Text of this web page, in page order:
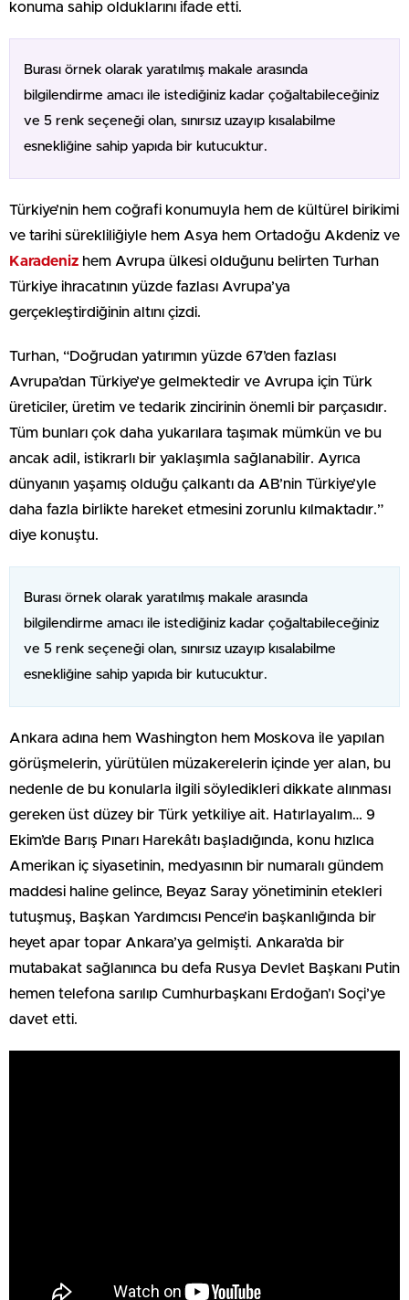
konuma sahip olduklarını ifade etti.
Burası örnek olarak yaratılmış makale arasında
bilgilendirme amacı ile istediğiniz kadar çoğaltabileceğiniz
ve 5 renk seçeneği olan, sınırsız uzayıp kısalabilme
esnekliğine sahip yapıda bir kutucuktur.
Türkiye’nin hem coğrafi konumuyla hem de kültürel birikimi
ve tarihi sürekliliğiyle hem Asya hem Ortadoğu Akdeniz ve
Karadeniz hem Avrupa ülkesi olduğunu belirten Turhan
Türkiye ihracatının yüzde fazlası Avrupa’ya
gerçekleştirdiğinin altını çizdi.
Turhan, “Doğrudan yatırımın yüzde 67’den fazlası
Avrupa’dan Türkiye’ye gelmektedir ve Avrupa için Türk
üreticiler, üretim ve tedarik zincirinin önemli bir parçasıdır.
Tüm bunları çok daha yukarılara taşımak mümkün ve bu
ancak adil, istikrarlı bir yaklaşımla sağlanabilir. Ayrıca
dünyanın yaşamış olduğu çalkantı da AB’nin Türkiye’yle
daha fazla birlikte hareket etmesini zorunlu kılmaktadır.”
diye konuştu.
Burası örnek olarak yaratılmış makale arasında
bilgilendirme amacı ile istediğiniz kadar çoğaltabileceğiniz
ve 5 renk seçeneği olan, sınırsız uzayıp kısalabilme
esnekliğine sahip yapıda bir kutucuktur.
Ankara adına hem Washington hem Moskova ile yapılan
görüşmelerin, yürütülen müzakerelerin içinde yer alan, bu
nedenle de bu konularla ilgili söyledikleri dikkate alınması
gereken üst düzey bir Türk yetkiliye ait. Hatırlayalım… 9
Ekim’de Barış Pınarı Harekâtı başladığında, konu hızlıca
Amerikan iç siyasetinin, medyasının bir numaralı gündem
maddesi haline gelince, Beyaz Saray yönetiminin etekleri
tutuşmuş, Başkan Yardımcısı Pence’in başkanlığında bir
heyet apar topar Ankara’ya gelmişti. Ankara’da bir
mutabakat sağlanınca bu defa Rusya Devlet Başkanı Putin
hemen telefona sarılıp Cumhurbaşkanı Erdoğan’ı Soçi’ye
davet etti.